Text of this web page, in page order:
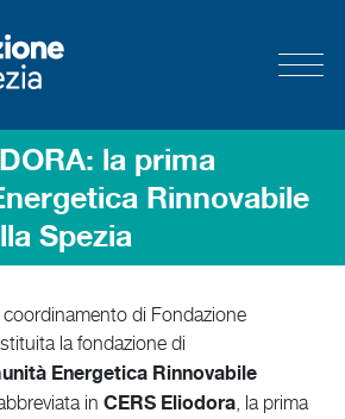
la prima
Rinnovabile
Spezia
di Fondazione
la fondazione di
Energetica Rinnovabile
inCERS Eliodora, la prima